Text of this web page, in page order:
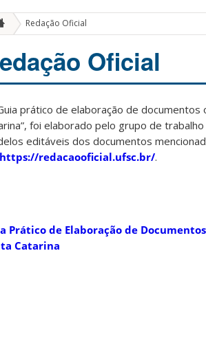
Redação Oficial
Oficial
prático de elaboração de
foi elaborado pelo grupo de
editáveis dos documentos
https://redacaooficial.ufsc.br/.
Prático de Elaboração de
Catarina